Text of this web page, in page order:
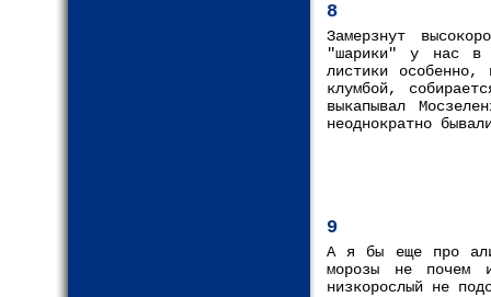
8
Замерзнут
"шарики" у нас в
листики особенно,
клумбой,
выкапывал
неоднократно
9
А я бы еще про
морозы не почем
низкорослый не